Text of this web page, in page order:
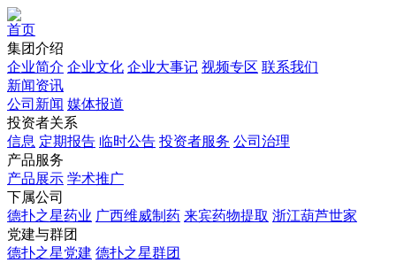
首页
集团介绍
企业简介 企业文化 企业⼤事记 视频专区 联系我们
新闻资讯
公司新闻 媒体报道
投资者关系
信息 定期报告 临时公告 投资者服务 公司治理
产品服务
产品展示 学术推广
下属公司
德扑之星药业 广西维威制药 来宾药物提取 浙江葫芦世家
党建与群团
德扑之星党建 德扑之星群团